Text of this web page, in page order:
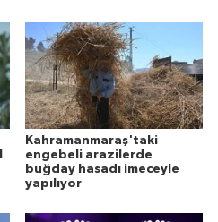
Kahramanmaraş'taki
engebeli arazilerde
buğday hasadı imeceyle
yapılıyor